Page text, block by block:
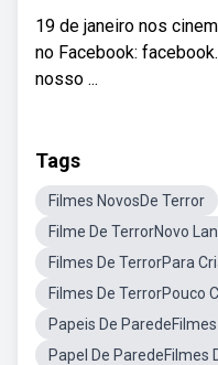
19 de janeiro nos
no Facebook:
nosso ...
Tags
Filmes NovosDe Terror
Filme De TerrorNovo
Filmes De TerrorPara
Filmes De TerrorPouco
Papeis De
Papel De ParedeFilmes